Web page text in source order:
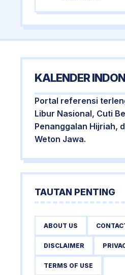
KALENDER
Portal referensi
Libur Nasional, Cuti
Penanggalan Hijriah,
Weton Jawa.
TAUTAN PENTING
ABOUT US
DISCLAIMER
TERMS OF USE